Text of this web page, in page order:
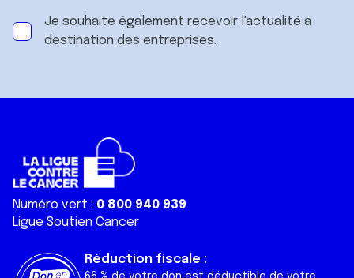
Je souhaite également recevoir l'actualité à
destination des entreprises.
Numéro vert : 0 800 940 939
Ligue Soutien Cancer
Réduction fiscale :